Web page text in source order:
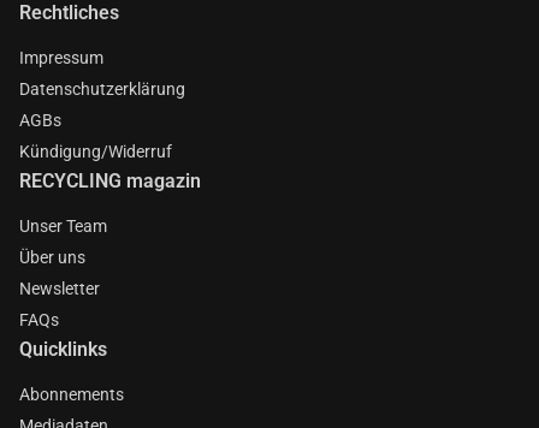
Rechtliches
Impressum
Datenschutzerklärung
AGBs
Kündigung/Widerruf
RECYCLING magazin
Unser Team
Über uns
Newsletter
FAQs
Quicklinks
Abonnements